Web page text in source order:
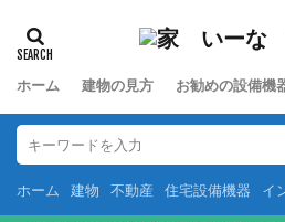
ホーム 建物の見方 お勧めの設備機
ホーム 建物 不動産 住宅設備機器 イ